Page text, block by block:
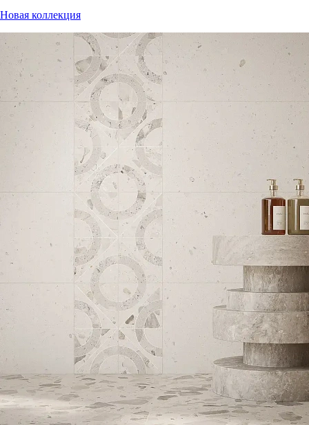
Новая коллекция